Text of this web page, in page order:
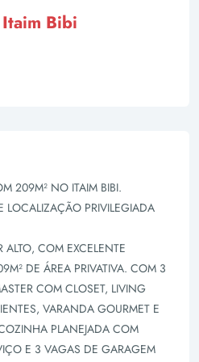
Bibi
209M² NO ITAIM BIBI.
PRIVILEGIADA
COM EXCELENTE
DE ÁREA PRIVATIVA. COM 3
COM CLOSET, LIVING
VARANDA GOURMET E
PLANEJADA COM
E 3 VAGAS DE GARAGEM